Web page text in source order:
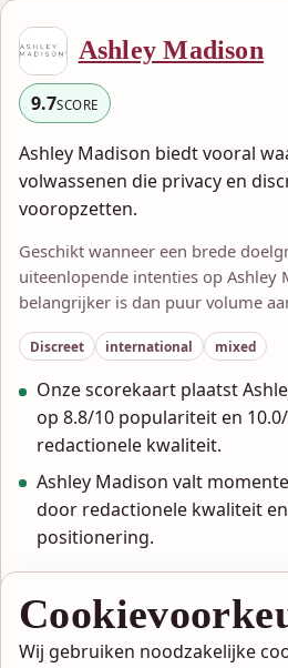
Ashley Madison
9.7SCORE
Ashley Madison biedt vooral
volwassenen die privacy en
vooropzetten.
Geschikt wanneer een brede
uiteenlopende intenties op Ashley
belangrijker is dan puur volume
Discreet international mixed
Onze scorekaart plaatst
op 8.8/10 populariteit en
redactionele kwaliteit.
Ashley Madison valt
door redactionele kwaliteit en
positionering.
Bekijk review
Aanmelden
Wij gebruiken noodzakelijke